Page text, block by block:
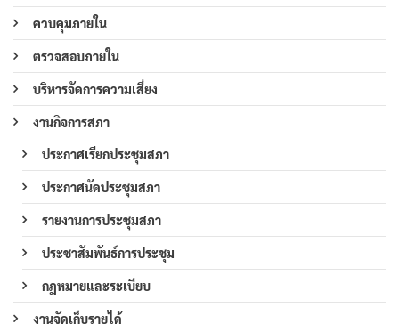
ควบคุมภายใน
ตรวจสอบภายใน
บริหารจัดการความเสี่ยง
งานกิจการสภา
ประกาศเรียกประชุมสภา
ประกาศนัดประชุมสภา
รายงานการประชุมสภา
ประชาสัมพันธ์การประชุม
กฎหมายและระเบียบ
งานจัดเก็บรายได้